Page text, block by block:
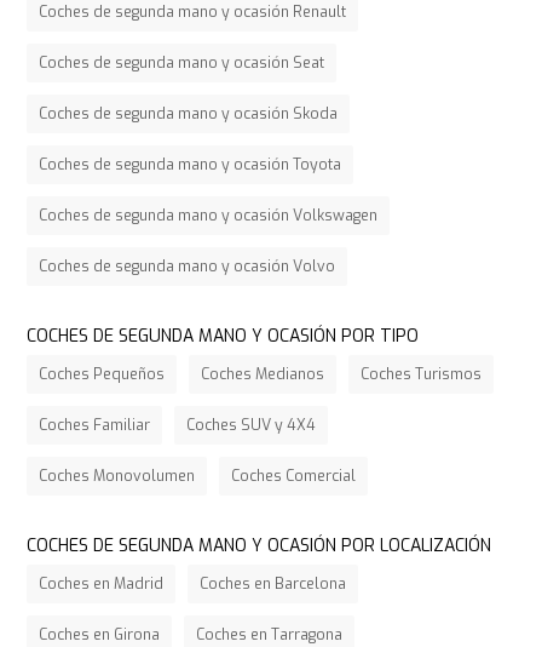
Coches de segunda mano y ocasión Renault
Coches de segunda mano y ocasión Seat
Coches de segunda mano y ocasión Skoda
Coches de segunda mano y ocasión Toyota
Coches de segunda mano y ocasión Volkswagen
Coches de segunda mano y ocasión Volvo
COCHES DE SEGUNDA MANO Y OCASIÓN POR TIPO
Coches Pequeños Coches Medianos Coches Turismos
Coches Familiar Coches SUV y 4X4
Coches Monovolumen Coches Comercial
COCHES DE SEGUNDA MANO Y OCASIÓN POR LOCALIZACIÓN
Coches en Madrid Coches en Barcelona
Coches en Girona Coches en Tarragona